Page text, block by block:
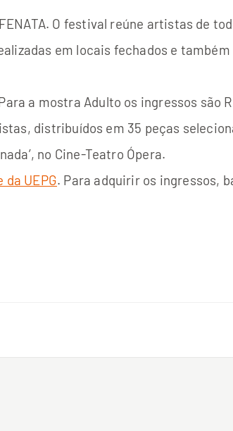
O festival reúne artistas de
em locais fechados e
a mostra Adulto os ingressos são
distribuídos em 35 peças
no Cine-Teatro Ópera.
da UEPG. Para adquirir os ingressos,